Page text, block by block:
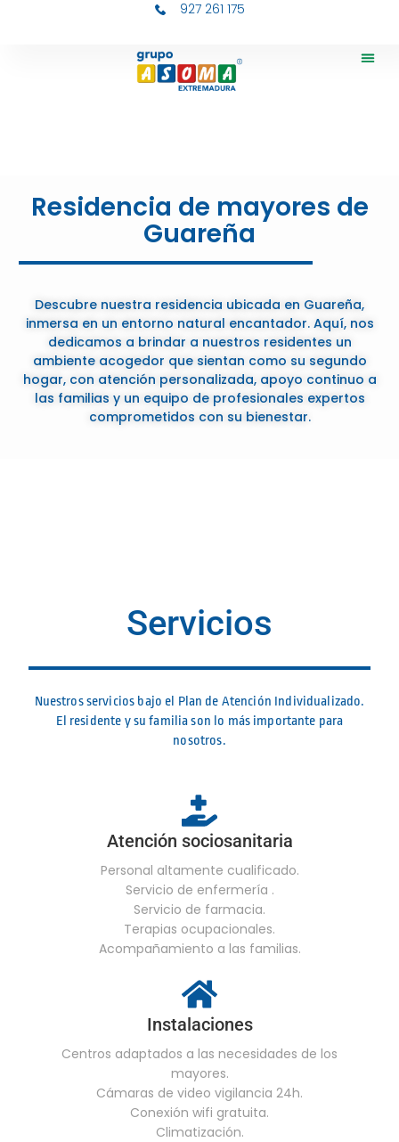
927 261 175
Residencia de mayores de
Guareña
Descubre nuestra residencia ubicada en Guareña,
inmersa en un entorno natural encantador. Aquí, nos
dedicamos a brindar a nuestros residentes un
ambiente acogedor que sientan como su segundo
hogar, con atención personalizada, apoyo continuo a
las familias y un equipo de profesionales expertos
comprometidos con su bienestar.
Servicios
Nuestros servicios bajo el Plan de Atención Individualizado.
El residente y su familia son lo más importante para
nosotros.
Atención sociosanitaria
Personal altamente cualificado.
Servicio de enfermería .
Servicio de farmacia.
Terapias ocupacionales.
Acompañamiento a las familias.
Instalaciones
Centros adaptados a las necesidades de los
mayores.
Cámaras de video vigilancia 24h.
Conexión wifi gratuita.
Climatización.